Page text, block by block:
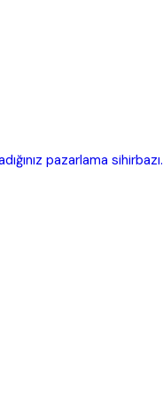
pazarlama sihirbazı.